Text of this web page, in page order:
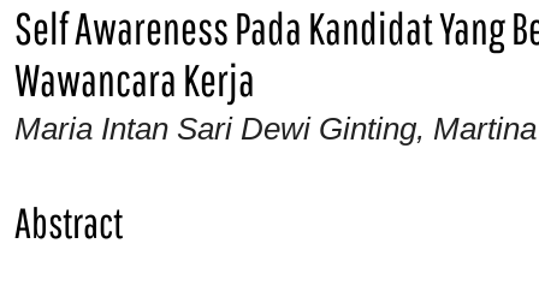
Self Awareness Pada Kandidat Yang
Wawancara Kerja
Maria Intan Sari Dewi Ginting,
Abstract